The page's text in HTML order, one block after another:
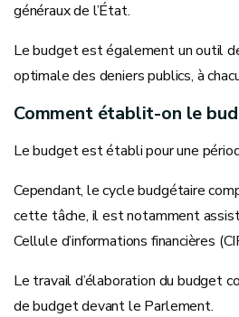
généraux de l’État.
Le budget est également un outil
optimale des deniers publics, à
Comment établit-on le
Le budget est établi pour une
Cependant, le cycle budgétaire
cette tâche, il est notamment
Cellule d’informations financières
Le travail d’élaboration du budget
de budget devant le Parlement.